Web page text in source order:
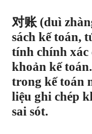
对账 (duì
sách kế toán,
tính chính xác
khoản kế
trong kế toán
liệu ghi chép
sai sót.